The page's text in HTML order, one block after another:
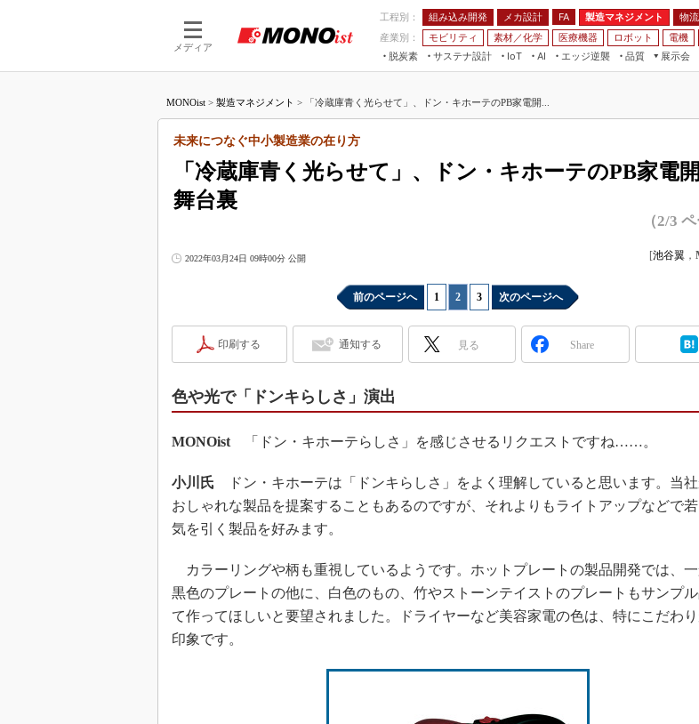
メディア
工程別： 組み込み開発 メカ設計 FA 製造マネジメント 物流
産業別：
モビリティ 素材／化学 医療機器 ロボット 電機
脱炭素
サステナ設計
IoT
つながる工場
つながるサービス
AI
AI×設備保全
エッジ逆襲 品質
展示会
JIMTOF
IIFES
スマート工場EXPO
日本ものづくりワールド
産業オープンネット展
つながるクルマ
Windows Embedded
ISO26262
インダストリー4.0
イノベーション
メイドインジャパン
植物工場
知財マネジメント
MONOist > 製造マネジメント > 「冷蔵庫青く光らせて」、ドン・キホーテのPB家電開...
「冷蔵庫青く光らせて」、ドン・キホーテのPB家電
舞台裏
未来につなぐ中小製造業の在り方
（2/3
2022年03月24日 09時00分 公開 [池谷翼 ，
前のページへ 1 2 3 次のページへ
印刷する 通知する 見る Share
色や光で「ドンキらしさ」演出
MONOist 「ドン・キホーテらしさ」を感じさせるリクエストですね……。
小川氏 ドン・キホーテは「ドンキらしさ」をよく理解していると思います。当
おしゃれな製品を提案することもあるのですが、それよりもライトアップなどで
気を引く製品を好みます。
カラーリングや柄も重視しているようです。ホットプレートの製品開発では、
黒色のプレートの他に、白色のもの、竹やストーンテイストのプレートもサンプ
て作ってほしいと要望されました。ドライヤーなど美容家電の色は、特にこだわ
印象です。